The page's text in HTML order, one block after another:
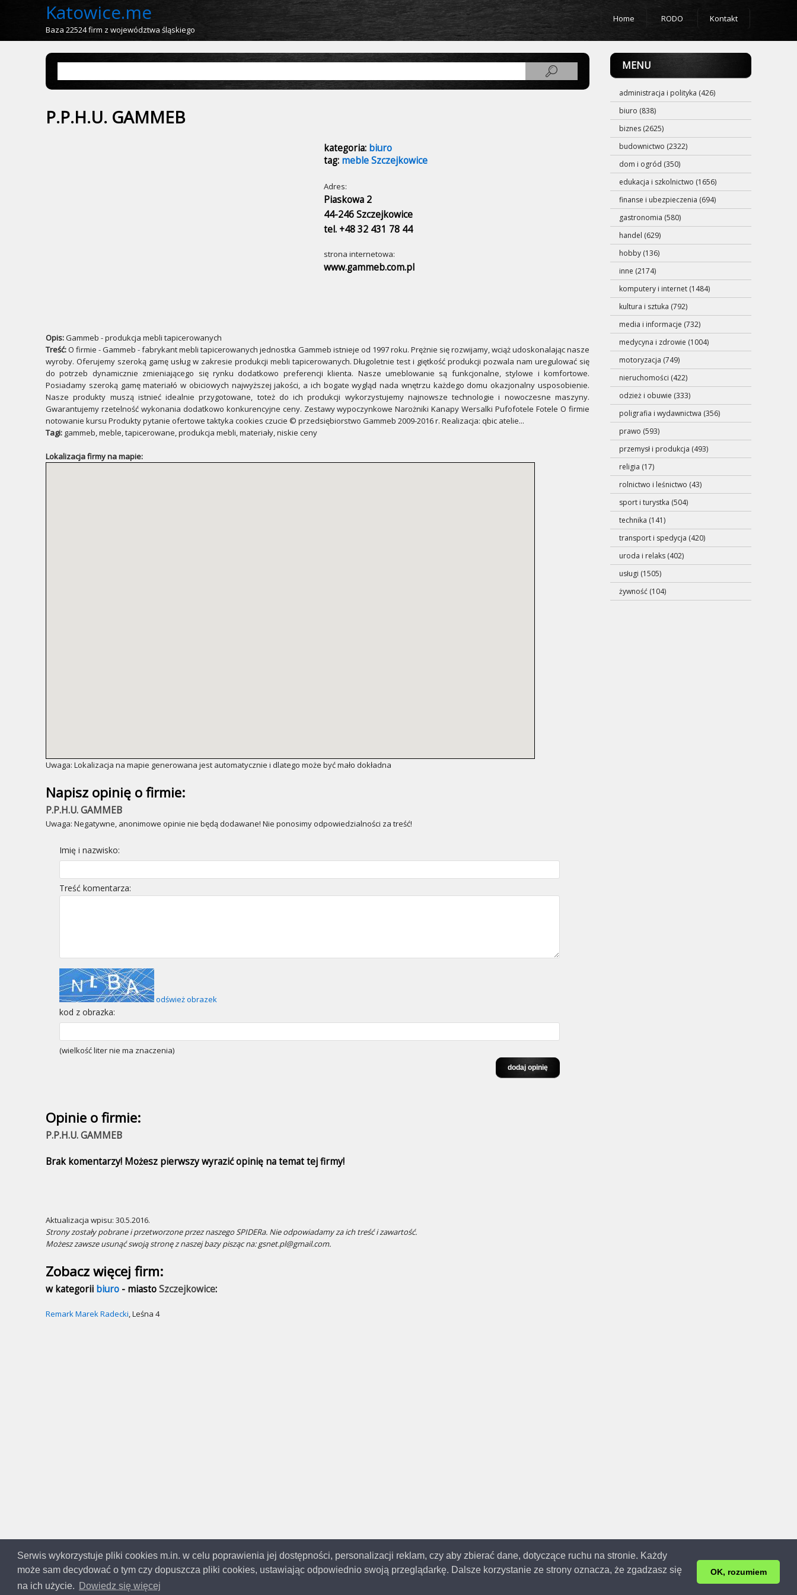
Serwis wykorzystuje pliki cookies m.in. w celu poprawienia jej dostępności, personalizacji reklam, czy aby zbierać dane, dotyczące ruchu na stronie. Każdy
może sam decydować o tym czy dopuszcza pliki cookies, ustawiając odpowiednio swoją przeglądarkę. Dalsze korzystanie ze strony oznacza, że zgadzasz się
na ich użycie.
Dowiedz się więcej
OK, rozumiem
Katowice.me
Baza 22524 firm z województwa śląskiego
Home RODO Kontakt
P.P.H.U. GAMMEB
kategoria: biuro
tag: meble Szczejkowice
Adres:
Piaskowa 2
44-246 Szczejkowice
tel. +48 32 431 78 44
strona internetowa:
www.gammeb.com.pl
Opis:Gammeb - produkcja mebli tapicerowanych
Treść:O firmie - Gammeb - fabrykant mebli tapicerowanych jednostka Gammeb istnieje od 1997 roku. Prężnie się rozwijamy, wciąż udoskonalając nasze
wyroby. Oferujemy szeroką gamę usług w zakresie produkcji mebli tapicerowanych. Długoletnie test i giętkość produkcji pozwala nam uregulować się
do potrzeb dynamicznie zmieniającego się rynku dodatkowo preferencji klienta. Nasze umeblowanie są funkcjonalne, stylowe i komfortowe.
Posiadamy szeroką gamę materiałó w obiciowych najwyższej jakości, a ich bogate wygląd nada wnętrzu każdego domu okazjonalny usposobienie.
Nasze produkty muszą istnieć idealnie przygotowane, toteż do ich produkcji wykorzystujemy najnowsze technologie i nowoczesne maszyny.
Gwarantujemy rzetelność wykonania dodatkowo konkurencyjne ceny. Zestawy wypoczynkowe Narożniki Kanapy Wersalki Pufofotele Fotele O firmie
notowanie kursu Produkty pytanie ofertowe taktyka cookies czucie © przedsiębiorstwo Gammeb 2009-2016 r. Realizacja: qbic atelie...
Tagi: gammeb, meble, tapicerowane, produkcja mebli, materiały, niskie ceny
Lokalizacja firmy na mapie:
Uwaga: Lokalizacja na mapie generowana jest automatycznie i dlatego może być mało dokładna
Napisz opinię o firmie:
P.P.H.U. GAMMEB
Uwaga: Negatywne, anonimowe opinie nie będą dodawane! Nie ponosimy odpowiedzialności za treść!
Imię i nazwisko:
Treść komentarza:
odśwież obrazek
kod z obrazka:
(wielkość liter nie ma znaczenia)
Opinie o firmie:
P.P.H.U. GAMMEB
Brak komentarzy! Możesz pierwszy wyrazić opinię na temat tej firmy!
Aktualizacja wpisu: 30.5.2016.
Strony zostały pobrane i przetworzone przez naszego SPIDERa. Nie odpowiadamy za ich treść i zawartość.
Możesz zawsze usunąć swoją stronę z naszej bazy pisząc na: gsnet.pl@gmail.com.
Zobacz więcej firm:
w kategorii biuro - miastoSzczejkowice:
Remark Marek Radecki, Leśna 4
MENU
administracja i polityka (426)
biuro (838)
biznes (2625)
budownictwo (2322)
dom i ogród (350)
edukacja i szkolnictwo (1656)
finanse i ubezpieczenia (694)
gastronomia (580)
handel (629)
hobby (136)
inne (2174)
komputery i internet (1484)
kultura i sztuka (792)
media i informacje (732)
medycyna i zdrowie (1004)
motoryzacja (749)
nieruchomości (422)
odzież i obuwie (333)
poligrafia i wydawnictwa (356)
prawo (593)
przemysł i produkcja (493)
religia (17)
rolnictwo i leśnictwo (43)
sport i turystka (504)
technika (141)
transport i spedycja (420)
uroda i relaks (402)
usługi (1505)
żywność (104)
Copyright © 2014-2023Katowice.meWszystkie prawa zastrzeżone | Aktualizacja: 19.12.2023r. | 0.122s.
Informacje na temat firm pochodzą z ogólno dostępnych baz umieszczonych w Internecie. Masz prawo do zmiany oraz usunięcia swoich danych.